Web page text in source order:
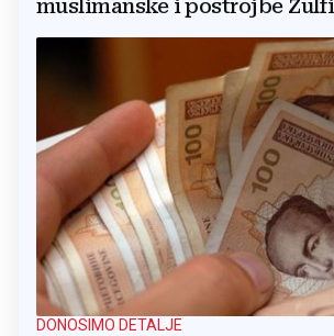
muslimanske i postrojbe
DONOSIMO DETALJE